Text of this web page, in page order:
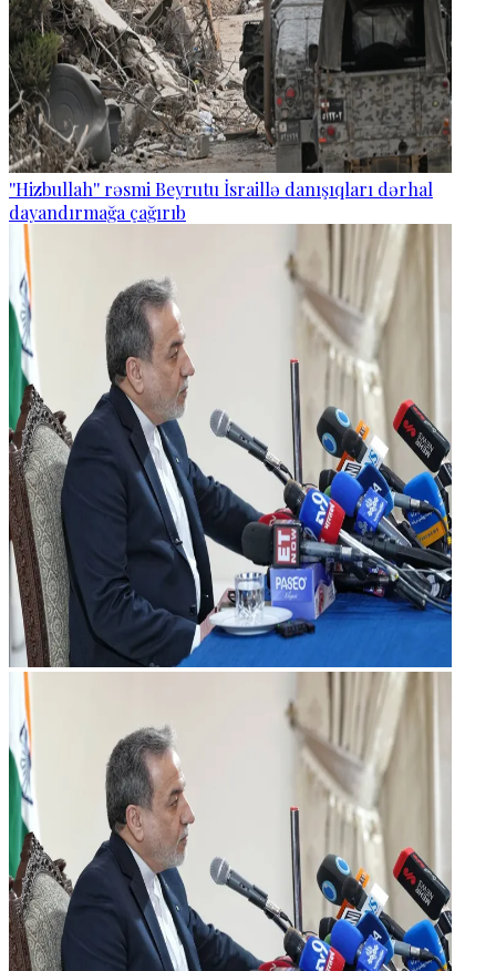
''Hizbullah'' rəsmi Beyrutu İsraillə danışıqları dərhal
dayandırmağa çağırıb